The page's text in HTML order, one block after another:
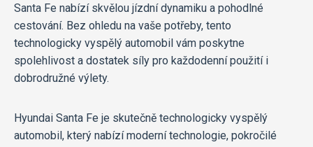
Santa Fe nabízí skvělou jízdní dynamiku a pohodlné
cestování. Bez ohledu na vaše potřeby, tento
technologicky vyspělý automobil vám poskytne
spolehlivost a dostatek síly pro každodenní použití i
dobrodružné výlety.
Hyundai Santa Fe je skutečně technologicky vyspělý
automobil, který nabízí moderní technologie, pokročilé